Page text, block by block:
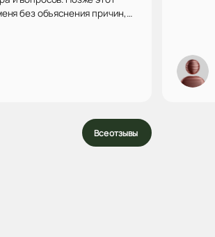
без объяснения причин,
но у него была запись
девушка по телефону
на консультацию к Сырбу
приеме Вероника
мое сердечко и я сразу
Все отзывы